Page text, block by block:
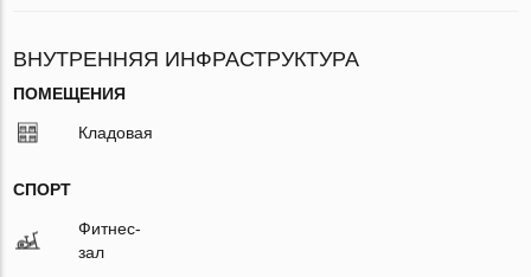
ВНУТРЕННЯЯ ИНФРАСТРУКТУРА
ПОМЕЩЕНИЯ
Кладовая
СПОРТ
Фитнес-
зал